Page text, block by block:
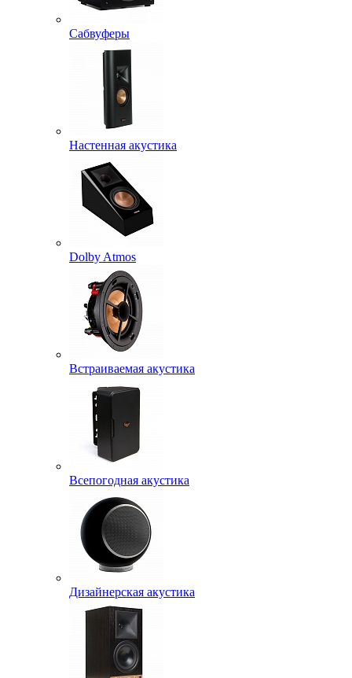
Сабвуферы
Настенная акустика
Dolby Atmos
Встраиваемая акустика
Всепогодная акустика
Дизайнерская акустика